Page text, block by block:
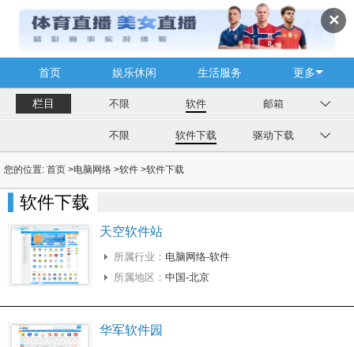
✕
首页 娱乐休闲 生活服务 更多
栏目 不限 软件 邮箱
不限 软件下载 驱动下载
您的位置: 首页 >电脑网络 >软件 >软件下载
软件下载
天空软件站
所属行业： 电脑网络-软件
所属地区： 中国-北京
华军软件园